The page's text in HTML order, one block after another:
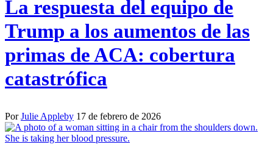
La respuesta del equipo de
Trump a los aumentos de las
primas de ACA: cobertura
catastrófica
PorJulie Appleby 17 de febrero de 2026